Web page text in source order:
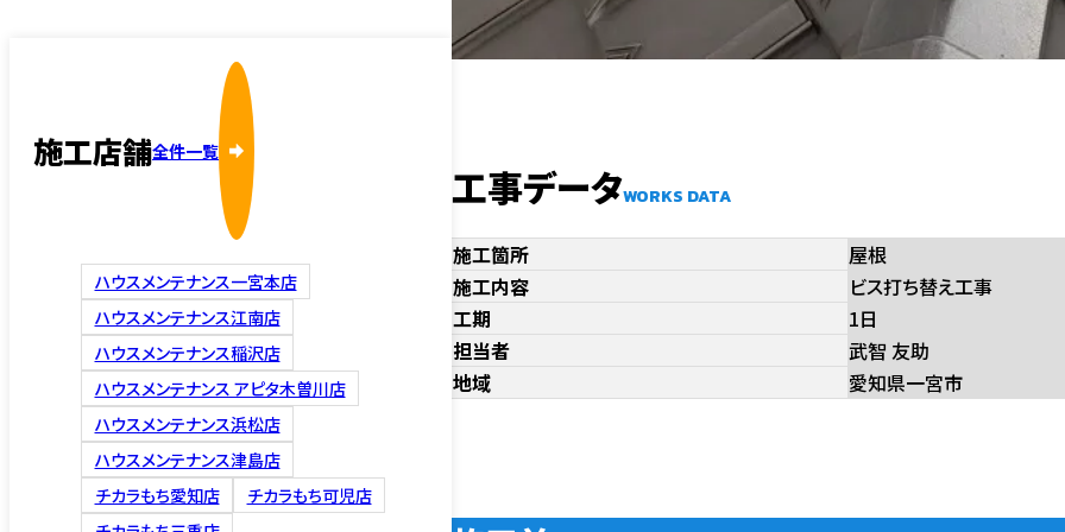
雨樋
工事データWORKS DATA
施工箇所
屋根
施工内容
ビス打ち替え工事
工期
1日
担当者
武智 友助
地域
愛知県一宮市
施工店舗全件一覧
ハウスメンテナンス一宮本店
ハウスメンテナンス江南店
ハウスメンテナンス稲沢店
ハウスメンテナンス アピタ木曽川店
ハウスメンテナンス浜松店
ハウスメンテナンス津島店
チカラもち愛知店
チカラもち可児店